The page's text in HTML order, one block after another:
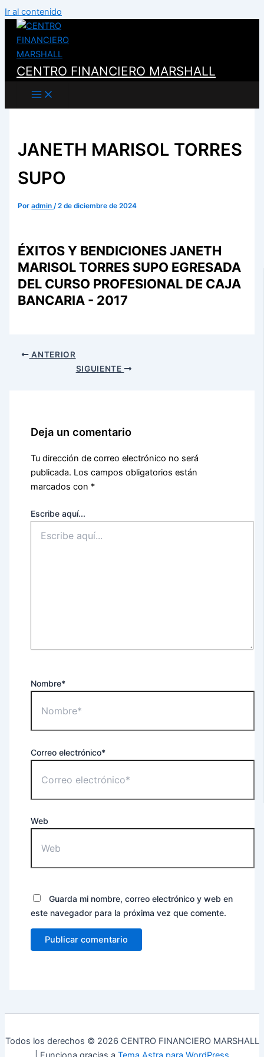
Ir al contenido
CENTRO FINANCIERO MARSHALL
JANETH MARISOL TORRES
SUPO
Poradmin/2 de diciembre de 2024
ÉXITOS Y BENDICIONES JANETH
MARISOL TORRES SUPO EGRESADA
DEL CURSO PROFESIONAL DE CAJA
BANCARIA - 2017
ANTERIOR
SIGUIENTE
Deja un comentario
Tu dirección de correo electrónico no será
publicada. Los campos obligatorios están
marcados con *
Escribe aquí...
Nombre*
Correo electrónico*
Web
Guarda mi nombre, correo electrónico y web en
este navegador para la próxima vez que comente.
Todos los derechos © 2026 CENTRO FINANCIERO MARSHALL